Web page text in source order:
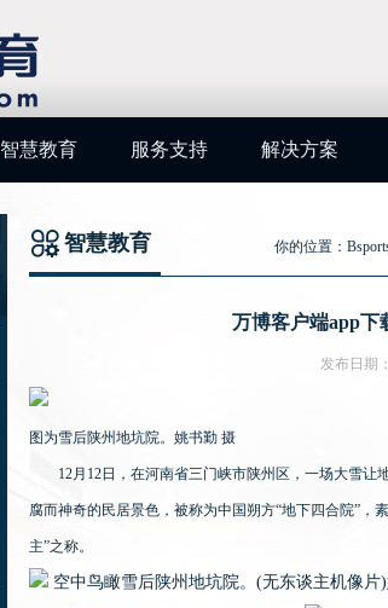
智慧教育 服务支持 解决方案
智慧教育 你的位置：
万博客户端app下
发布日期
图为雪后陕州地坑院。姚书勤 摄
12月12日，在河南省三门峡市陕州区，一场大雪让
腐而神奇的民居景色，被称为中国朔方“地下四合院”，
主”之称。
空中鸟瞰雪后陕州地坑院。(无东谈主机像片